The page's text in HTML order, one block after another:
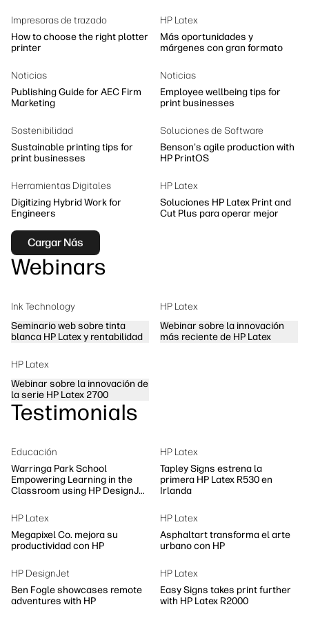
Síguenos
linkedInfacebook
twitteryoutube
Impresoras de trazado
How to choose the right plotter
printer
HP Latex
Más oportunidades y
márgenes con gran formato
Noticias
Publishing Guide for AEC Firm
Marketing
Noticias
Employee wellbeing tips for
print businesses
Sostenibilidad
Sustainable printing tips for
print businesses
Soluciones de Software
Benson's agile production with
HP PrintOS
Herramientas Digitales
Digitizing Hybrid Work for
Engineers
HP Latex
Soluciones HP Latex Print and
Cut Plus para operar mejor
Cargar Nás
Webinars
Ink Technology
Seminario web sobre tinta
blanca HP Latex y rentabilidad
HP Latex
Webinar sobre la innovación
más reciente de HP Latex
HP Latex
Webinar sobre la innovación de
la serie HP Latex 2700
Testimonials
Educación
Warringa Park School
Empowering Learning in the
Classroom using HP DesignJet
HP Latex
Tapley Signs estrena la
primera HP Latex R530 en
Irlanda
HP Latex
Megapixel Co. mejora su
productividad con HP
HP Latex
Asphaltart transforma el arte
urbano con HP
HP DesignJet
Ben Fogle showcases remote
adventures with HP
HP Latex
Easy Signs takes print further
with HP Latex R2000